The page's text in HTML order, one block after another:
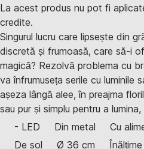
La acest produs nu pot fi
credite.
Singurul lucru care lipsește din
discretă și frumoasă, care să-i
magică? Rezolvă problema cu
va înfrumuseța serile cu luminile
așeza lângă alee, în preajma
sau pur și simplu pentru a
- LED
Din metal Cu
De sol
Ø 36 cm